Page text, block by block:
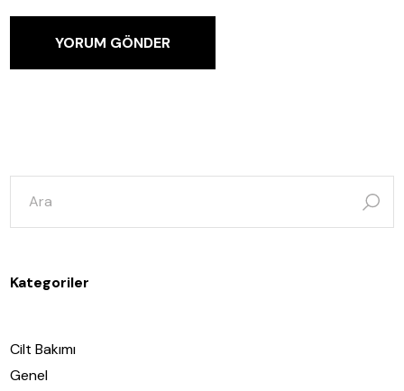
YORUM GÖNDER
şunun
için
ara:
Kategoriler
Cilt Bakımı
Genel